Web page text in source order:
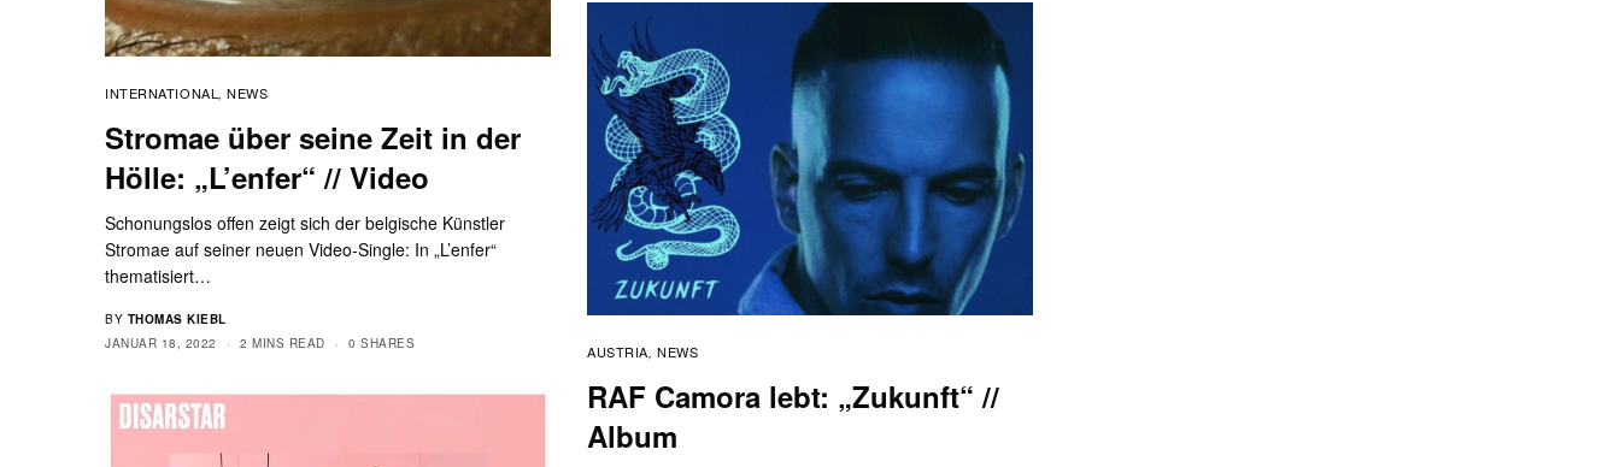
INTERNATIONAL ,NEWS
Stromae über seine Zeit in der
Hölle: „L’enfer“ // Video
Schonungslos offen zeigt sich der belgische Künstler
Stromae auf seiner neuen Video-Single: In „L’enfer“
thematisiert…
BY THOMAS KIEBL
JANUAR 18, 2022
2 MINS READ 0 SHARES AUSTRIA, NEWS
RAF Camora lebt: „Zukunft“ //
Album